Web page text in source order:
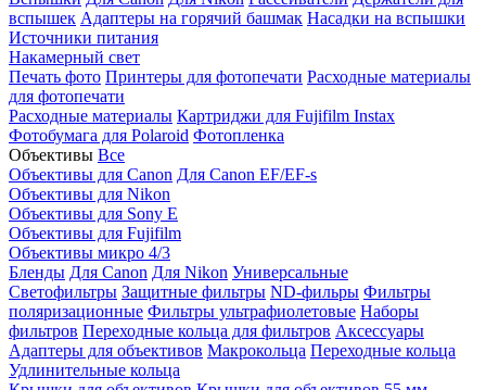
вспышек Адаптеры на горячий башмак Насадки на вспышки
Источники питания
Накамерный свет
Печать фото Принтеры для фотопечати Расходные материалы
для фотопечати
Расходные материалы Картриджи для Fujifilm Instax
Фотобумага для Polaroid Фотопленка
Объективы Все
Объективы для Canon Для Canon EF/EF-s
Объективы для Nikon
Объективы для Sony E
Объективы для Fujifilm
Объективы микро 4/3
Бленды Для Canon Для Nikon Универсальные
Светофильтры Защитные фильтры ND-фильры Фильтры
поляризационные Фильтры ультрафиолетовые Наборы
фильтров Переходные кольца для фильтров Аксессуары
Адаптеры для объективов Макрокольца Переходные кольца
Удлинительные кольца